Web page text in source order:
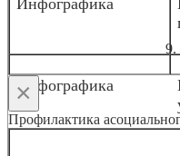
Инфографика
×
Профилактика